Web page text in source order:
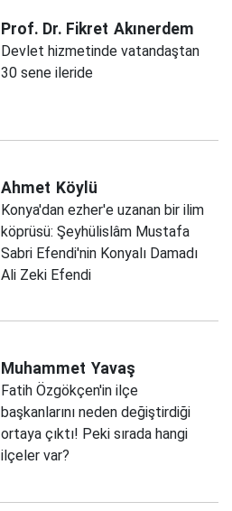
Prof. Dr. Fikret Akınerdem
Devlet hizmetinde vatandaştan
30 sene ileride
Ahmet Köylü
Konya'dan ezher'e uzanan bir ilim
köprüsü: Şeyhülislâm Mustafa
Sabri Efendi'nin Konyalı Damadı
Ali Zeki Efendi
Muhammet Yavaş
Fatih Özgökçen'in ilçe
başkanlarını neden değiştirdiği
ortaya çıktı! Peki sırada hangi
ilçeler var?